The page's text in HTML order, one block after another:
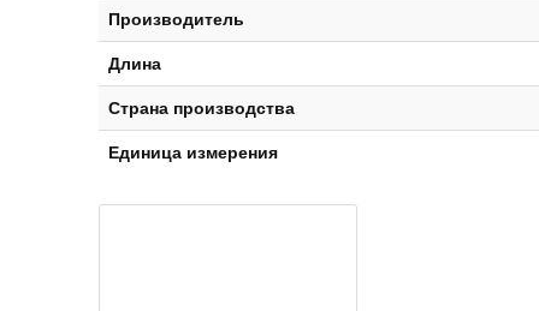
Производитель
Длина
Страна производства
Единица измерения